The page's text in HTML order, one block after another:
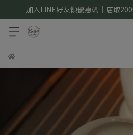
加入LINE好友領優惠碼｜店取